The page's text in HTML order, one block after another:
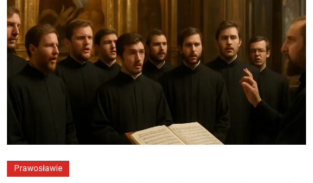
Prawosławie